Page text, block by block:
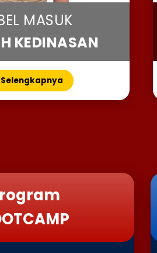
MASUK
KEDINASAN